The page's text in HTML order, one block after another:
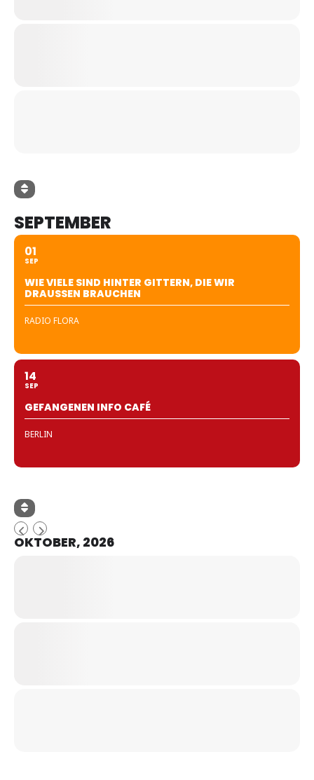
SEPTEMBER
01
SEP
WIE VIELE SIND HINTER GITTERN, DIE WIR
DRAUSSEN BRAUCHEN
RADIO FLORA
14
SEP
GEFANGENEN INFO CAFÉ
BERLIN
OKTOBER, 2026